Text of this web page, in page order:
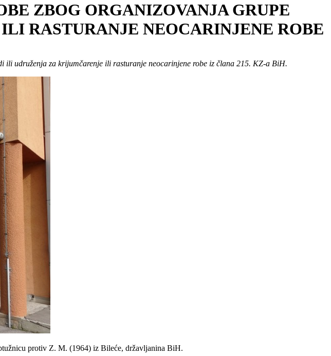
ZBOG ORGANIZOVANJA GRUPE
RASTURANJE NEOCARINJENE ROBE
ili udruženja za krijumčarenje ili rasturanje neocarinjene robe iz člana 215. KZ-a BiH.
protiv Z. M. (1964) iz Bileće, državljanina BiH.